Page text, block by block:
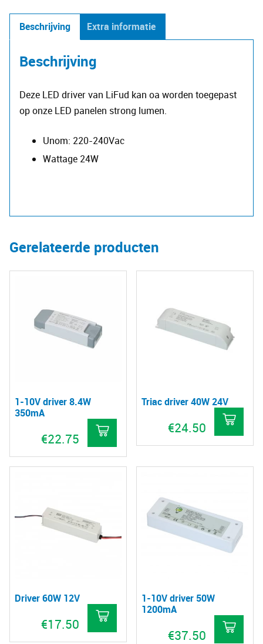
Beschrijving Extra informatie
Beschrijving
Deze LED driver van LiFud kan oa worden toegepast
op onze LED panelen strong lumen.
Unom: 220-240Vac
Wattage 24W
Gerelateerde producten
1-10V driver 8.4W
350mA
€22.75
Triac driver 40W 24V
€24.50
Driver 60W 12V
€17.50
1-10V driver 50W
1200mA
€37.50